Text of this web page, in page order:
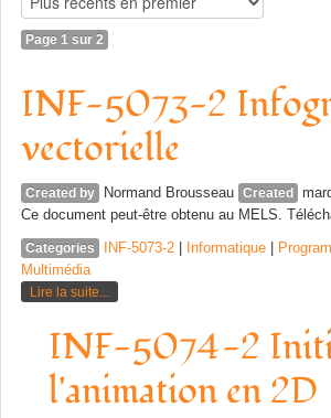
Page 1 sur 2
INF-5073-2
vectorielle
Created by Normand Brousseau Created
Ce document peut-être obtenu au MELS.
Categories INF-5073-2 Informatique
Multimédia
Lire la suite...
INF-5074-2
l'animation en 2D